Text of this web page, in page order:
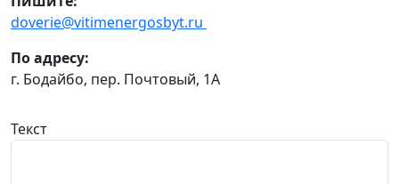
doverie@vitimenergosbyt.ru
По адресу:
г. Бодайбо, пер. Почтовый, 1А
Текст